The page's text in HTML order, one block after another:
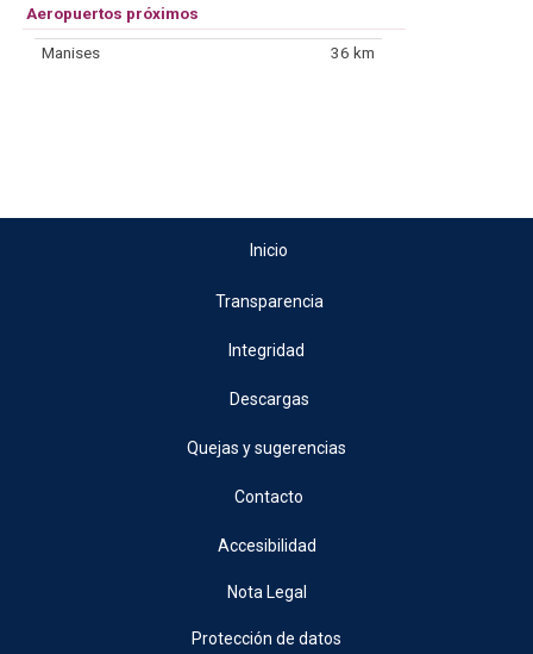
Aeropuertos próximos
Manises 36 km
Inicio
Transparencia
Integridad
Descargas
Quejas y sugerencias
Contacto
Accesibilidad
Nota Legal
Protección de datos